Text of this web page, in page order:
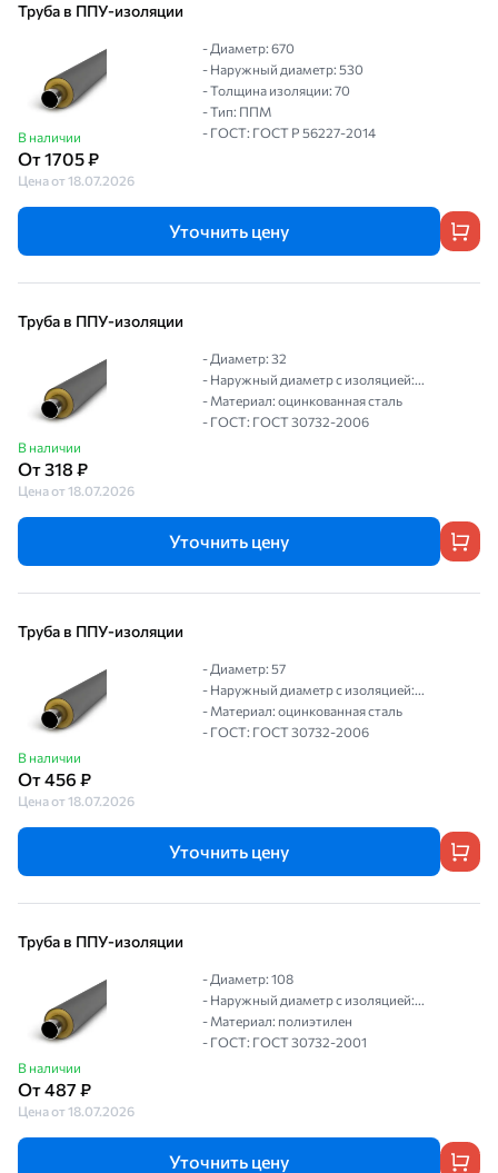
Труба в ППУ-изоляции
В наличии
От 1705 ₽
Цена от 18.07.2026
- Диаметр: 670
- Наружный диаметр: 530
- Толщина изоляции: 70
- Тип: ППМ
- ГОСТ: ГОСТ Р 56227-2014
Уточнить цену
Труба в ППУ-изоляции
В наличии
От 318 ₽
Цена от 18.07.2026
- Диаметр: 32
- Наружный диаметр с изоляцией:...
- Материал: оцинкованная сталь
- ГОСТ: ГОСТ 30732-2006
Уточнить цену
Труба в ППУ-изоляции
В наличии
От 456 ₽
Цена от 18.07.2026
- Диаметр: 57
- Наружный диаметр с изоляцией:...
- Материал: оцинкованная сталь
- ГОСТ: ГОСТ 30732-2006
Уточнить цену
Труба в ППУ-изоляции
В наличии
От 487 ₽
Цена от 18.07.2026
- Диаметр: 108
- Наружный диаметр с изоляцией:...
- Материал: полиэтилен
- ГОСТ: ГОСТ 30732-2001
Уточнить цену